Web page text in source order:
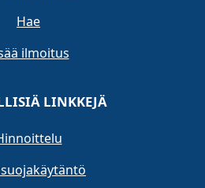
Hae
ilmoitus
LINKKEJÄ